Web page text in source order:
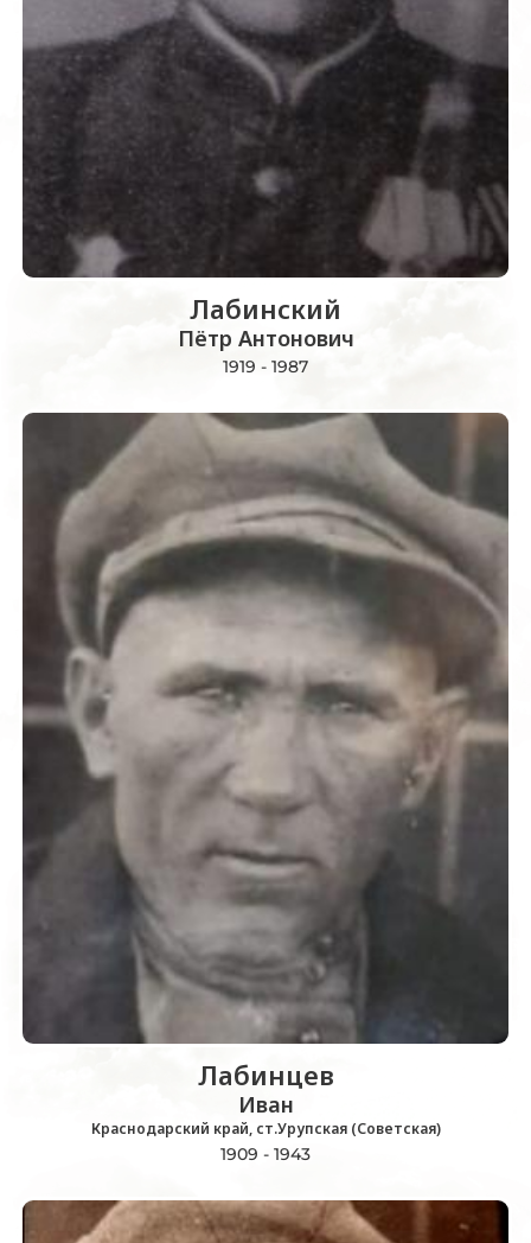
Лабинский
Пётр Антонович
1919 - 1987
Лабинцев
Иван
Краснодарский край, ст.Урупская (Советская)
1909 - 1943